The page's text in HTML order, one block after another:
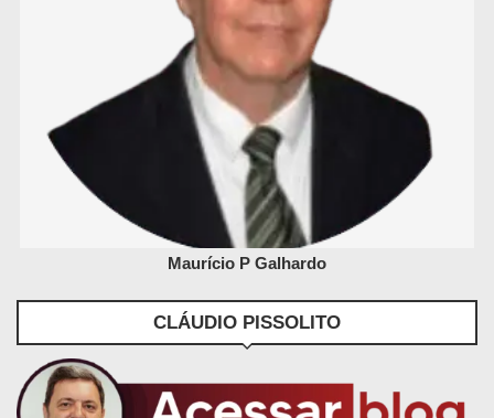
Maurício P Galhardo
CLÁUDIO PISSOLITO